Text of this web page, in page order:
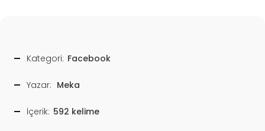
Kategori: Facebook
Yazar: Meka
İçerik: 592 kelime